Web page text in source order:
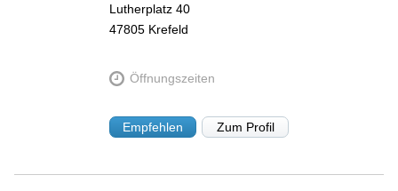
Lutherplatz 40
47805 Krefeld
Öffnungszeiten
Empfehlen Zum Profil